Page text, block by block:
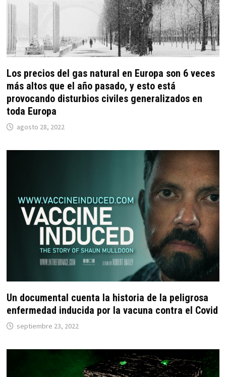
Los precios del gas natural en Europa son 6 veces
más altos que el año pasado, y esto está
provocando disturbios civiles generalizados en
toda Europa
agosto 28, 2022
Un documental cuenta la historia de la peligrosa
enfermedad inducida por la vacuna contra el Covid
septiembre 23, 2022